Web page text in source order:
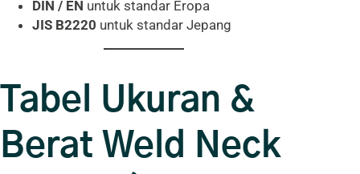
DIN / EN untuk standar Eropa
JIS B2220 untuk standar Jepang
Tabel Ukuran &
Berat Weld Neck